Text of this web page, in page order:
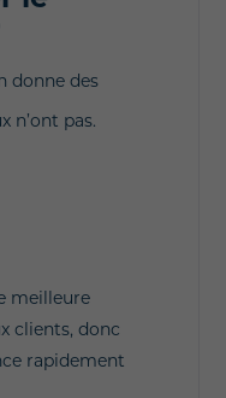
donne des
n’ont pas.
meilleure
clients, donc
rapidement